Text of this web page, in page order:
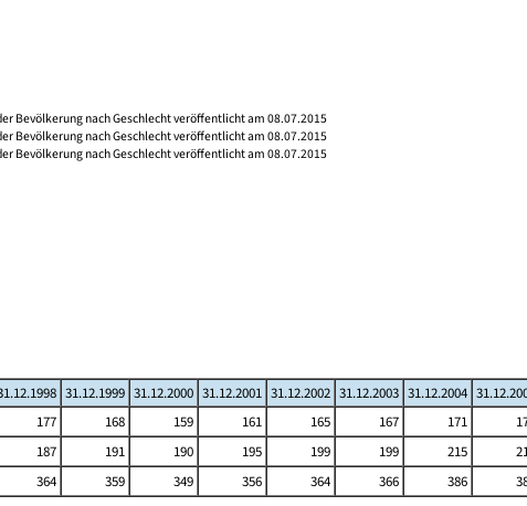
Bevölkerung nach Geschlecht veröffentlicht am 08.07.2015
Bevölkerung nach Geschlecht veröffentlicht am 08.07.2015
Bevölkerung nach Geschlecht veröffentlicht am 08.07.2015
31.12.1999 31.12.2000 31.12.2001 31.12.2002 31.12.2003 31.12.2004
177 168 159 161 165 167 171
187 191 190 195 199 199 215
364 359 349 356 364 366 386